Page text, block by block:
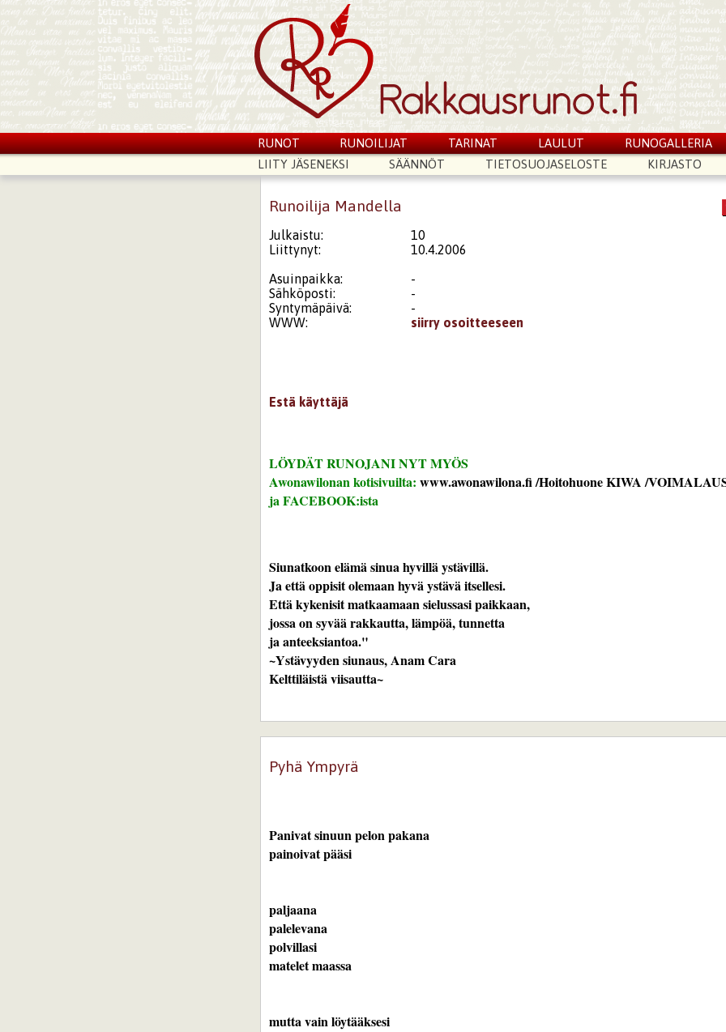
RUNOT RUNOILIJAT TARINAT LAULUT
RUNOGALLERIA
LIITY JÄSENEKSI
SÄÄNNÖT TIETOSUOJASELOSTE KIRJASTO
Runoilija Mandella
Julkaistu:
10
Liittynyt:
10.4.2006
Asuinpaikka:
-
Sähköposti:
-
Syntymäpäivä:
-
WWW:
siirry osoitteeseen
Estä käyttäjä
LÖYDÄT RUNOJANI NYT MYÖS
Awonawilonan kotisivuilta:www.awonawilona.fi /Hoitohuone KIWA /
jaFACEBOOK:ista
Siunatkoon elämä sinua hyvillä ystävillä.
Ja että oppisit olemaan hyvä ystävä itsellesi.
Että kykenisit matkaamaan sielussasi paikkaan,
jossa on syvää rakkautta, lämpöä, tunnetta
ja anteeksiantoa."
~Ystävyyden siunaus, Anam Cara
Kelttiläistä viisautta~
Pyhä Ympyrä
Panivat sinuun pelon pakana
paljaana
palelevana
polvillasi
mutta vain löytääksesi